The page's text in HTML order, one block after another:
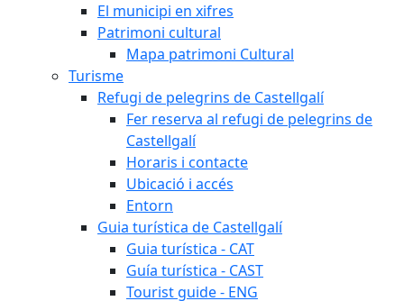
El municipi en xifres
Patrimoni cultural
Mapa patrimoni Cultural
Turisme
Refugi de pelegrins de Castellgalí
Fer reserva al refugi de pelegrins de
Castellgalí
Horaris i contacte
Ubicació i accés
Entorn
Guia turística de Castellgalí
Guia turística - CAT
Guía turística - CAST
Tourist guide - ENG